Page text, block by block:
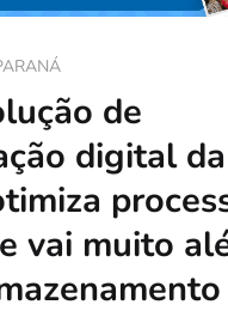
de
digital da
vai muito